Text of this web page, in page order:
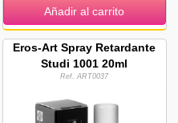
Añadir al carrito
Eros-Art Spray Retardante
Studi 1001 20ml
Ref. ART0037